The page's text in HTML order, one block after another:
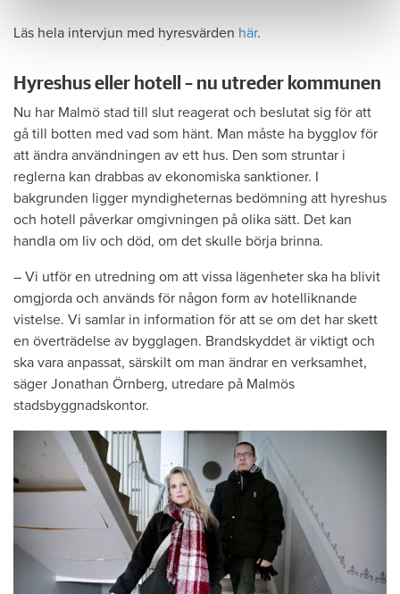
Läs hela intervjun med hyresvärden här.
Hyreshus eller hotell – nu utreder kommunen
Nu har Malmö stad till slut reagerat och beslutat sig för att
gå till botten med vad som hänt. Man måste ha bygglov för
att ändra användningen av ett hus. Den som struntar i
reglerna kan drabbas av ekonomiska sanktioner. I
bakgrunden ligger myndigheternas bedömning att hyreshus
och hotell påverkar omgivningen på olika sätt. Det kan
handla om liv och död, om det skulle börja brinna.
– Vi utför en utredning om att vissa lägenheter ska ha blivit
omgjorda och används för någon form av hotelliknande
vistelse. Vi samlar in information för att se om det har skett
en överträdelse av bygglagen. Brandskyddet är viktigt och
ska vara anpassat, särskilt om man ändrar en verksamhet,
säger Jonathan Örnberg, utredare på Malmös
stadsbyggnadskontor.